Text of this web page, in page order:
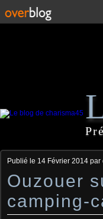
Publié le 14 Février 2014 par
Ouzouer
camping-